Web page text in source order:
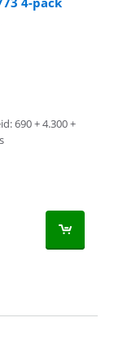
690 + 4.300 +